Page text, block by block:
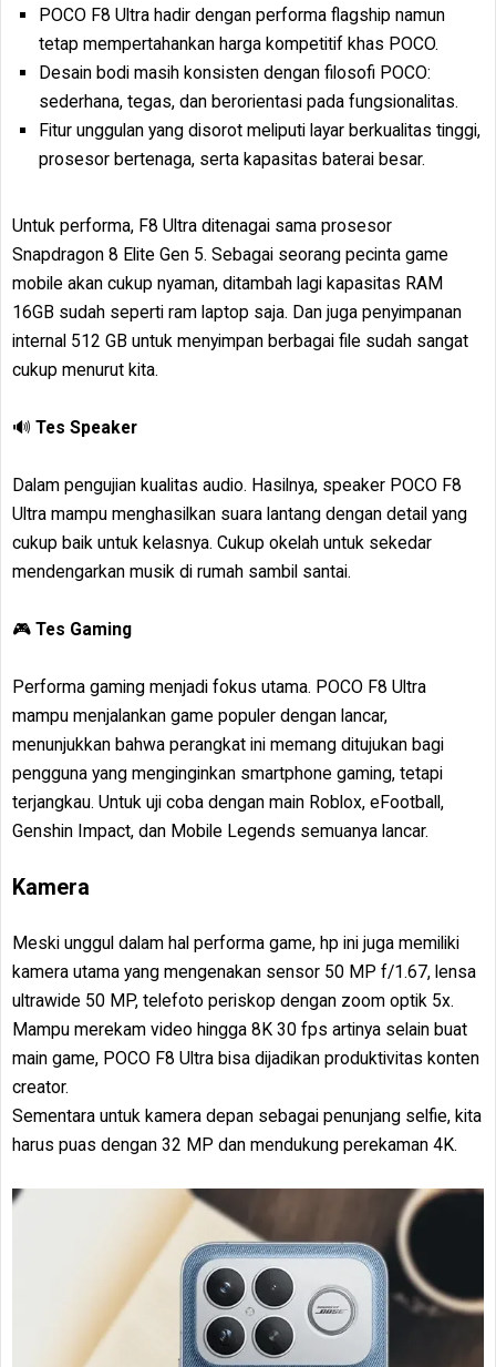
POCO F8 Ultra hadir dengan performa flagship namun
tetap mempertahankan harga kompetitif khas POCO.
Desain bodi masih konsisten dengan filosofi POCO:
sederhana, tegas, dan berorientasi pada fungsionalitas.
Fitur unggulan yang disorot meliputi layar berkualitas tinggi,
prosesor bertenaga, serta kapasitas baterai besar.
Untuk performa, F8 Ultra ditenagai sama prosesor
Snapdragon 8 Elite Gen 5. Sebagai seorang pecinta game
mobile akan cukup nyaman, ditambah lagi kapasitas RAM
16GB sudah seperti ram laptop saja. Dan juga penyimpanan
internal 512 GB untuk menyimpan berbagai file sudah sangat
cukup menurut kita.
🔊 Tes Speaker
Dalam pengujian kualitas audio. Hasilnya, speaker POCO F8
Ultra mampu menghasilkan suara lantang dengan detail yang
cukup baik untuk kelasnya. Cukup okelah untuk sekedar
mendengarkan musik di rumah sambil santai.
🎮 Tes Gaming
Performa gaming menjadi fokus utama. POCO F8 Ultra
mampu menjalankan game populer dengan lancar,
menunjukkan bahwa perangkat ini memang ditujukan bagi
pengguna yang menginginkan smartphone gaming, tetapi
terjangkau. Untuk uji coba dengan main Roblox, eFootball,
Genshin Impact, dan Mobile Legends semuanya lancar.
Kamera
Meski unggul dalam hal performa game, hp ini juga memiliki
kamera utama yang mengenakan sensor 50 MP f/1.67, lensa
ultrawide 50 MP, telefoto periskop dengan zoom optik 5x.
Mampu merekam video hingga 8K 30 fps artinya selain buat
main game, POCO F8 Ultra bisa dijadikan produktivitas konten
creator.
Sementara untuk kamera depan sebagai penunjang selfie, kita
harus puas dengan 32 MP dan mendukung perekaman 4K.